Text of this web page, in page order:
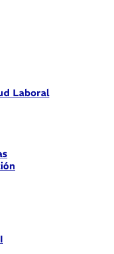
Laboral